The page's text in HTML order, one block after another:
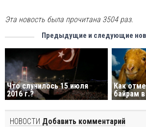
Эта новость была прочитана 3504 раз.
Предыдущие и следующие
Что случилось 15 июля
2016 г.?
Как
байрам
НОВОСТИ Добавить комментарий